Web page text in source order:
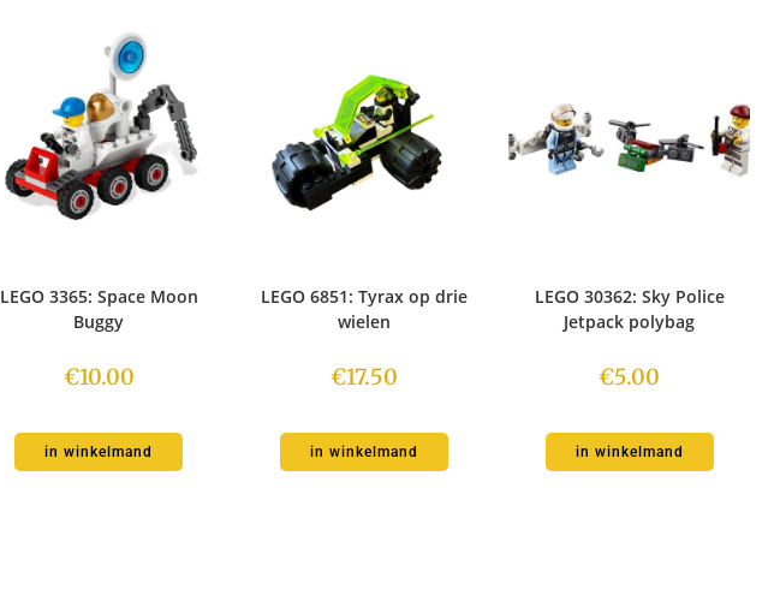
LEGO 3365: Space Moon
Buggy
€10.00
in winkelmand
LEGO 6851: Tyrax op drie
wielen
€17.50
in winkelmand
LEGO 30362: Sky Police
Jetpack polybag
€5.00
in winkelmand